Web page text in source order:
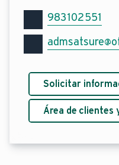
Teléfono de
983102551
Email de
Solicitar
Área de clientes